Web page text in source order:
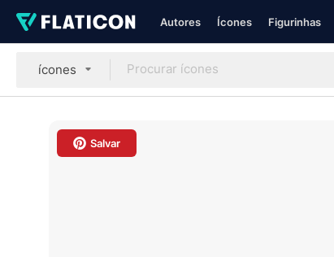
Autores Ícones Figurinhas
ícones
Salvar